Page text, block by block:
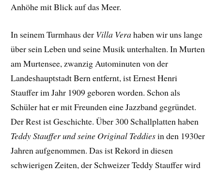
Anhöhe mit Blick auf das Meer.
In seinem Turmhaus der Villa Verahaben wir uns lange
über sein Leben und seine Musik unterhalten. In Murten
am Murtensee, zwanzig Autominuten von der
Landeshauptstadt Bern entfernt, ist Ernest Henri
Stauffer im Jahr 1909 geboren worden. Schon als
Schüler hat er mit Freunden eine Jazzband gegründet.
Der Rest ist Geschichte. Über 300 Schallplatten haben
Teddy Stauffer und seine Original Teddiesin den 1930er
Jahren aufgenommen. Das ist Rekord in diesen
schwierigen Zeiten, der Schweizer Teddy Stauffer wird